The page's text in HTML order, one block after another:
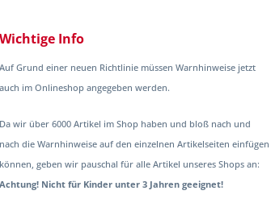
Wichtige Info
Auf Grund einer neuen Richtlinie müssen Warnhinweise jetzt
auch im Onlineshop angegeben werden.
Da wir über 6000 Artikel im Shop haben und bloß nach und
nach die Warnhinweise auf den einzelnen Artikelseiten einfügen
können, geben wir pauschal für alle Artikel unseres Shops an:
Achtung! Nicht für Kinder unter 3 Jahren geeignet!